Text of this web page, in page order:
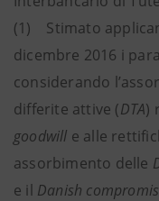
(1) Stimato
dicembre 2016 i
considerando
differite attive (DTA)
goodwill e alle
assorbimento delle
e il Danish